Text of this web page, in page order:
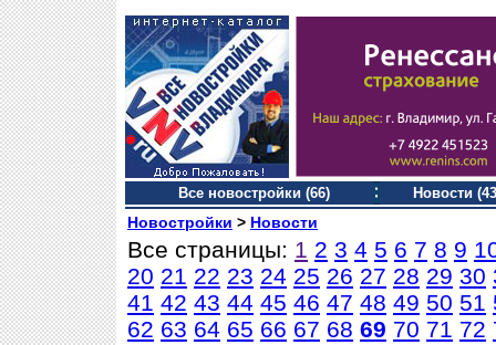
Все новостройки (66) Новости
Новостройки > Новости
Все страницы: 1 2 3 4 5 6 7 8 9
20 21 22 23 24 25 26 27 28 29 30
41 42 43 44 45 46 47 48 49 50 51
62 63 64 65 66 67 68 69 70 71 72